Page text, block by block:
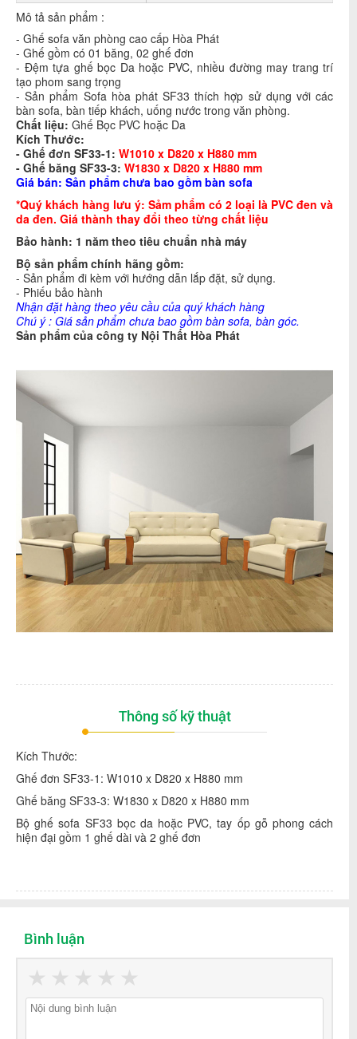
Mô tả sản phẩm :
- Ghế sofa văn phòng cao cấp Hòa Phát
- Ghế gồm có 01 băng, 02 ghế đơn
- Đệm tựa ghế bọc Da hoặc PVC, nhiều đường may trang trí
tạo phom sang trọng
- Sản phẩm Sofa hòa phát SF33 thích hợp sử dụng với các
bàn sofa, bàn tiếp khách, uống nước trong văn phòng.
Chất liệu: Ghế Bọc PVC hoặc Da
Kích Thước:
- Ghế đơn SF33-1: W1010 x D820 x H880 mm
- Ghế băng SF33-3: W1830 x D820 x H880 mm
Giá bán: Sản phẩm chưa bao gồm bàn sofa
*Quý khách hàng lưu ý: Sảm phẩm có 2 loại là PVC đen và
da đen. Giá thành thay đổi theo từng chất liệu
Bảo hành: 1 năm theo tiêu chuẩn nhà máy
Bộ sản phẩm chính hãng gồm:
- Sản phẩm đi kèm với hướng dẫn lắp đặt, sử dụng.
- Phiếu bảo hành
Nhận đặt hàng theo yêu cầu của quý khách hàng
Chú ý : Giá sản phẩm chưa bao gồm bàn sofa, bàn góc.
Sản phẩm của công ty Nội Thất Hòa Phát
Thông số kỹ thuật
Kích Thước:
Ghế đơn SF33-1: W1010 x D820 x H880 mm
Ghế băng SF33-3: W1830 x D820 x H880 mm
Bộ ghế sofa SF33 bọc da hoặc PVC, tay ốp gỗ phong cách
hiện đại gồm 1 ghế dài và 2 ghế đơn
Bình luận
★
★
★
★
★